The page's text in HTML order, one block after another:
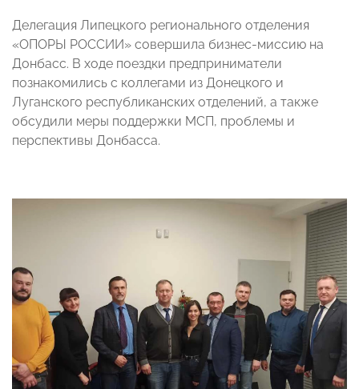
Делегация Липецкого регионального отделения
«ОПОРЫ РОССИИ» совершила бизнес-миссию на
Донбасс. В ходе поездки предприниматели
познакомились с коллегами из Донецкого и
Луганского республиканских отделений, а также
обсудили меры поддержки МСП, проблемы и
перспективы Донбасса.